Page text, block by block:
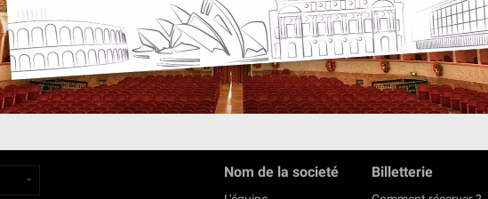
Nom de la societé Billetterie